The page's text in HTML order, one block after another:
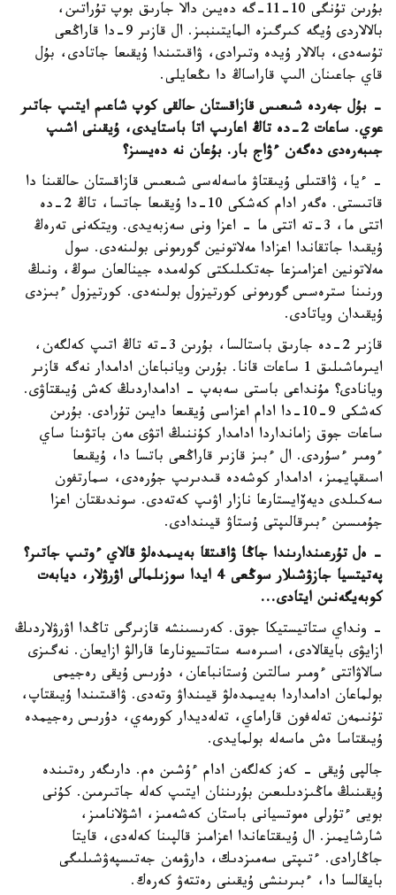
بۇرىن تۇنگى 10-11-گە دەيىن دالا جارىق بوپ تۇراتىن،
بالالاردى ۇيگە كىرگىزە المايتىنبىز. ال قازىر 9-دا قاراڭعى
تۇسەدى، بالالار ۇيدە وتىرادى، ۋاقىتىندا ۇيقىعا جاتادى، بۇل
قاي جاعىنان الىپ قاراساڭ دا ىڭعايلى.
- بۇل جەردە شىعىس قازاقستان حالقى كوپ شاعىم ايتىپ جاتىر
عوي. ساعات 2-دە تاڭ اعارىپ اتا باستايدى، ۇيقىنى اشىپ
جىبەرەدى دەگەن ءۋاج بار. بۇعان نە دەيسىز؟
- ءيا، ۋاقتىلى ۇيىقتاۋ ماسەلەسى شىعىس قازاقستان حالقىنا دا
قاتىستى. ەگەر ادام كەشكى 10-دا ۇيقىعا جاتسا، تاڭ 2-دە
اتتى ما، 3-تە اتتى ما - اعزا ونى سەزبەيدى. ويتكەنى تەرەڭ
ۇيقىدا جاتقاندا اعزادا مەلاتونين گورمونى بولىنەدى. سول
مەلاتونين اعزامىزعا جەتكىلىكتى كولەمدە جينالعان سوڭ، ونىڭ
ورنىنا سترەسس گورمونى كورتيزول بولىنەدى. كورتيزول ءبىزدى
ۇيقىدان وياتادى.
قازىر 2-دە جارىق باستالسا، بۇرىن 3-تە تاڭ اتىپ كەلگەن،
ايىرماشىلىق 1 ساعات قانا. بۇرىن ويانباعان ادامدار نەگە قازىر
ويانادى؟ مۇنداعى باستى سەبەپ - ادامداردىڭ كەش ۇيىقتاۋى.
كەشكى 9-10-دا ادام اعزاسى ۇيقىعا دايىن تۇرادى. بۇرىن
ساعات جوق زامانداردا ادامدار كۇننىڭ اتۋى مەن باتۋىنا ساي
ءومىر ءسۇردى. ال ءبىز قازىر قاراڭعى باتسا دا، ۇيقىعا
اسىقپايمىز، ادامدار كوشەدە قىدىرىپ جۇرەدى، سمارتفون
سەكىلدى ديەۆايستارعا نازار اۋىپ كەتەدى. سوندىقتان اعزا
جۇمىسىن ءبىرقالىپتى ۇستاۋ قيىندادى.
- ەل تۇرعىندارىندا جاڭا ۋاقىتقا بەيىمدەلۋ قالاي ءوتىپ جاتىر؟
پەتيتسيا جازۋشىلار سوڭعى 4 ايدا سوزىلمالى اۋرۋلار، ديابەت
كوبەيگەنىن ايتادى...
- ونداي ستاتيستيكا جوق. كەرىسىنشە قازىرگى تاڭدا اۋرۋلاردىڭ
ازايۋى بايقالادى، اسىرەسە ستاتسيونارعا قارالۋ ازايعان. نەگىزى
سالاۋاتتى ءومىر سالتىن ۇستانباعان، دۇرىس ۇيقى رەجيمى
بولماعان ادامداردا بەيىمدەلۋ قيىنداۋ وتەدى. ۋاقىتىندا ۇيىقتاپ،
تۇنىمەن تەلەفون قاراماي، تەلەديدار كورمەي، دۇرىس رەجيمدە
ۇيىقتاسا ەش ماسەلە بولمايدى.
جالپى ۇيقى - كەز كەلگەن ادام ءۇشىن ەم. دارىگەر رەتىندە
ۇيقىنىڭ ماڭىزدىلىعىن بۇرىننان ايتىپ كەلە جاتىرمىن. كۇنى
بويى ءتۇرلى ەموتسيانى باستان كەشەمىز، اشۋلانامىز،
شارشايمىز. ال ۇيىقتاعاندا اعزامىز قالپىنا كەلەدى، قايتا
جاڭارادى. ءتىپتى سەمىزدىك، دارۋمەن جەتىسپەۋشىلىگى
بايقالسا دا، ءبىرىنشى ۇيقىنى رەتتەۋ كەرەك.